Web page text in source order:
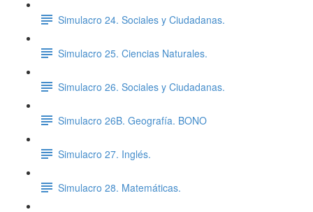
Simulacro 24. Sociales y Ciudadanas.
Simulacro 25. Ciencias Naturales.
Simulacro 26. Sociales y Ciudadanas.
Simulacro 26B. Geografía. BONO
Simulacro 27. Inglés.
Simulacro 28. Matemáticas.